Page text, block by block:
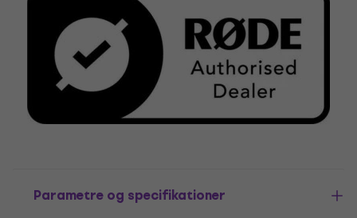
Parametre og specifikationer